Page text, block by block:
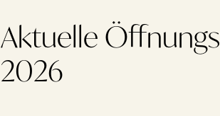
Aktuelle
2026